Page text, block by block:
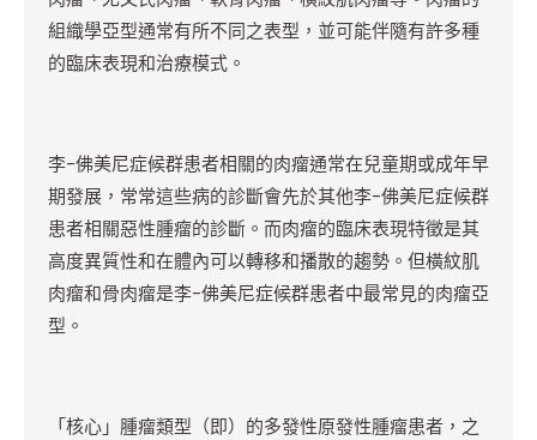
組織學亞型通常有所不同之表型，並可能伴隨有許多種
的臨床表現和治療模式。
李-佛美尼症候群患者相關的肉瘤通常在兒童期或成年早
期發展，常常這些病的診斷會先於其他李-佛美尼症候群
患者相關惡性腫瘤的診斷。而肉瘤的臨床表現特徵是其
高度異質性和在體內可以轉移和播散的趨勢。但橫紋肌
肉瘤和骨肉瘤是李-佛美尼症候群患者中最常見的肉瘤亞
型。
「核心」腫瘤類型（即）的多發性原發性腫瘤患者，之